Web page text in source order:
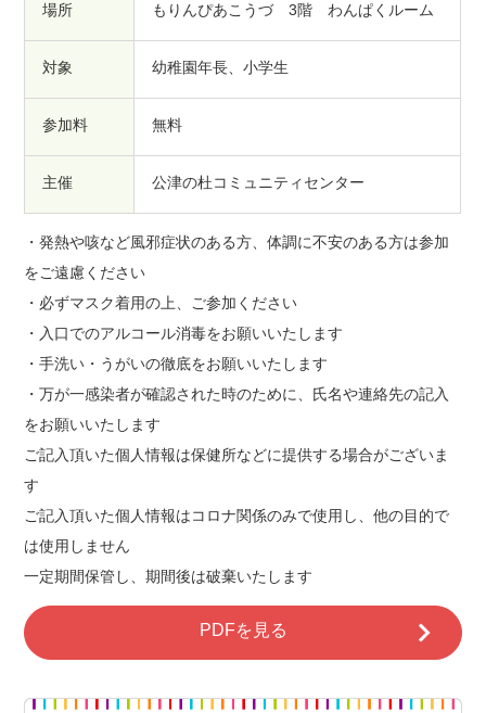
場所 もりんぴあこうづ 3階 わんぱくルーム
対象 幼稚園年長、小学生
参加料 無料
主催 公津の杜コミュニティセンター
・発熱や咳など風邪症状のある方、体調に不安のある方は参加
をご遠慮ください
・必ずマスク着用の上、ご参加ください
・入口でのアルコール消毒をお願いいたします
・手洗い・うがいの徹底をお願いいたします
・万が一感染者が確認された時のために、氏名や連絡先の記入
をお願いいたします
ご記入頂いた個人情報は保健所などに提供する場合がございま
す
ご記入頂いた個人情報はコロナ関係のみで使用し、他の目的で
は使用しません
一定期間保管し、期間後は破棄いたします
PDFを見る